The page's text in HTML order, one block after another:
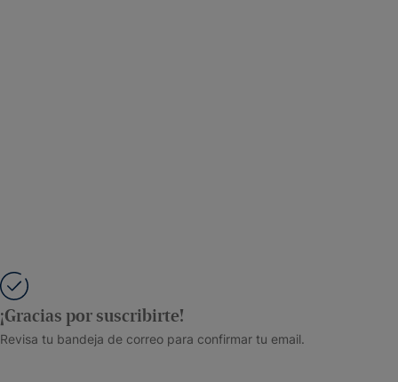
¡Gracias por suscribirte!
Revisa tu bandeja de correo para confirmar tu email.